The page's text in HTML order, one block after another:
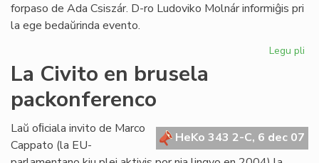
forpaso de Ada Csiszár. D-ro Ludoviko Molnár informiĝis pri
la ege bedaŭrinda evento.
Legu pli
La Civito en brusela
packonferenco
HeKo 343 2-C, 6 dec 07
Laŭ oﬁciala invito de Marco
Cappato (la EU-